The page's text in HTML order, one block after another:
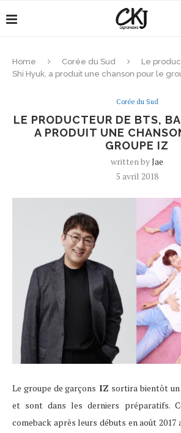
Home Corée du Sud
Le
Shi Hyuk, a produit une chanson pour le
Corée du Sud
LE PRODUCTEUR DE BTS,
A PRODUIT UNE
GROUPE IZ
written byJae
5 avril 2018
Le groupe de garçons IZ sortira bientôt un
et sont dans les derniers préparatifs.
comeback après leurs débuts en août 2017